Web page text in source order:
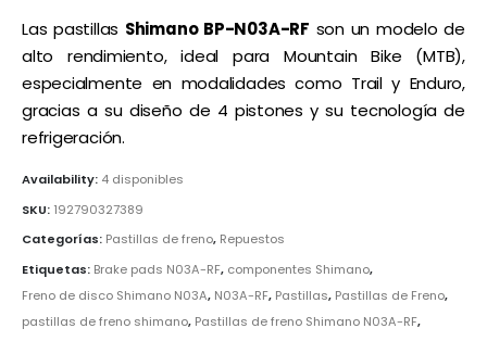
Las pastillas Shimano BP-N03A-RF son un modelo de
alto rendimiento, ideal para Mountain Bike (MTB),
especialmente en modalidades como Trail y Enduro,
gracias a su diseño de 4 pistones y su tecnología de
refrigeración.
Availability: 4 disponibles
SKU: 192790327389
Categorías: Pastillas de freno, Repuestos
Etiquetas: Brake pads N03A-RF, componentes Shimano,
Freno de disco Shimano N03A, N03A-RF, Pastillas, Pastillas de Freno,
pastillas de freno shimano, Pastillas de freno Shimano N03A-RF,